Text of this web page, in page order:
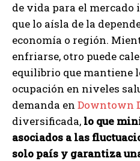
de vida para el
que lo aísla de la
economía o región.
enfriarse, otro puede
equilibrio que mantiene
ocupación en niveles
demanda en Downtown
diversificada, lo que
asociados a las
solo país y garantiza